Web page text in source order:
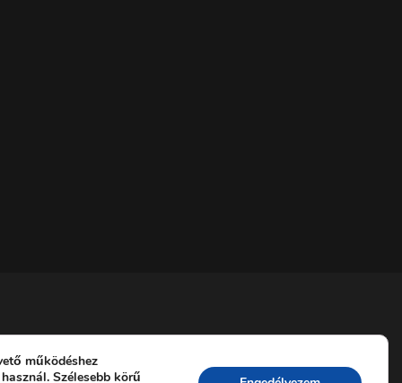
működéshez
Szélesebb körű